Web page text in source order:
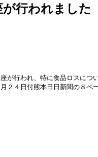
行われました
が行われ、特に食品ロスに
２４日付熊本日日新聞の８ペ